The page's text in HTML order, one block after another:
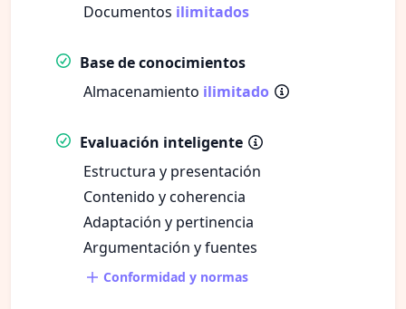
Documentos ilimitados
Base de conocimientos
Almacenamiento ilimitado
Evaluación inteligente
Estructura y presentación
Contenido y coherencia
Adaptación y pertinencia
Argumentación y fuentes
Conformidad y normas